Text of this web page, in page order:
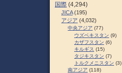
国際 (4,294)
JICA(195)
アジア (4,032)
中央アジア (77)
ウズベキスタン (9)
カザフスタン (6)
キルギス (15)
タジキスタン (7)
トルクメニスタン (3)
南アジア (118)